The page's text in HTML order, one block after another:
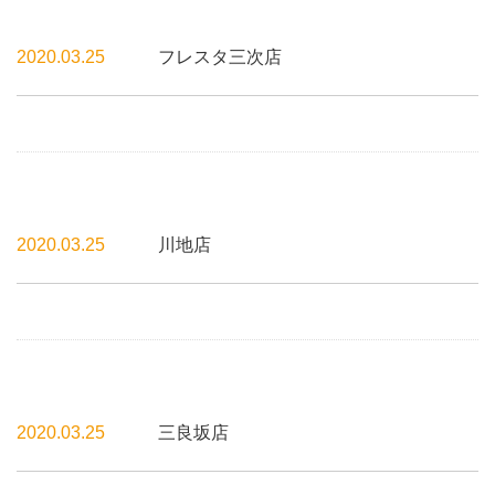
2020.03.25 フレスタ三次店
2020.03.25 川地店
2020.03.25 三良坂店